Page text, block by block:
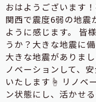
おはようございます
関西で震度6弱の地震
ように感じます。 皆
うか？大きな地震に
大きな地震がありま
ノベーションして、
いたします☝ リノベ
ン状態にし、活かせ